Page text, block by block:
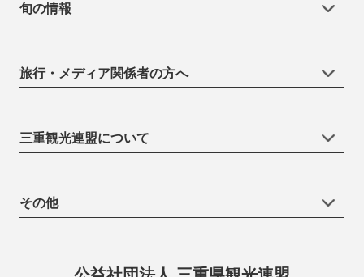
旬の情報
旅行・メディア関係者の方へ
三重観光連盟について
その他